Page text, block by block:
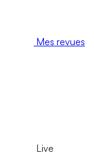
Mes revues
Live